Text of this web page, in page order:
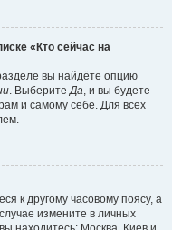
«Кто сейчас на
вы найдёте опцию
. ВыберитеДа, и вы будете
и самому себе. Для всех
к другому часовому поясу, а
измените в личных